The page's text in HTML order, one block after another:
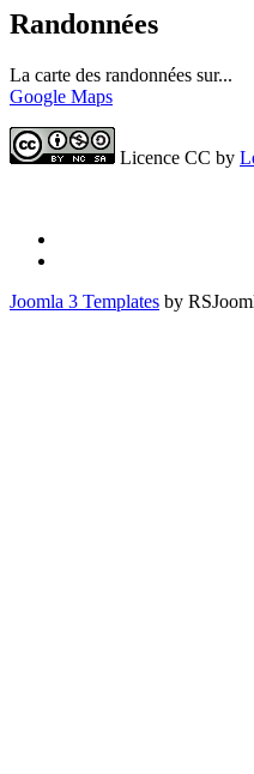
Randonnées
La carte des randonnées sur...
Google Maps
Licence CC by
Joomla 3 Templates by